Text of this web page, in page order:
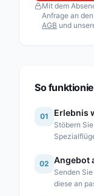
Fuchs
Heli
Heli-TV SA
Linth Air
Mountain
Partn’Air
Rose
Mit dem
Anfrage an
AGB und
So
01 Erlebnis
Stöbern
02 Angebot
Senden
diese an